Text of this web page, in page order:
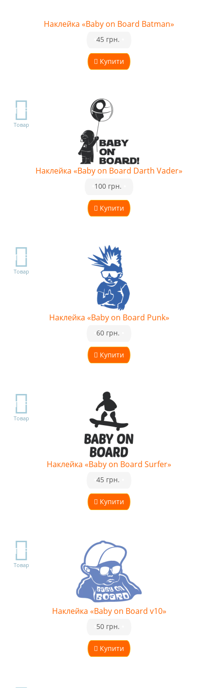
Наклейка «Baby on Board Batman»
Купити
45 грн.
TOP
Товар
Наклейка «Baby on Board Darth Vader»
Купити
100 грн.
TOP
Товар
Наклейка «Baby on Board Punk»
Купити
60 грн.
TOP
Товар
Наклейка «Baby on Board Surfer»
Купити
45 грн.
TOP
Товар
Наклейка «Baby on Board v10»
Купити
50 грн.